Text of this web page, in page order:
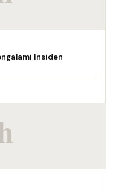
Insiden